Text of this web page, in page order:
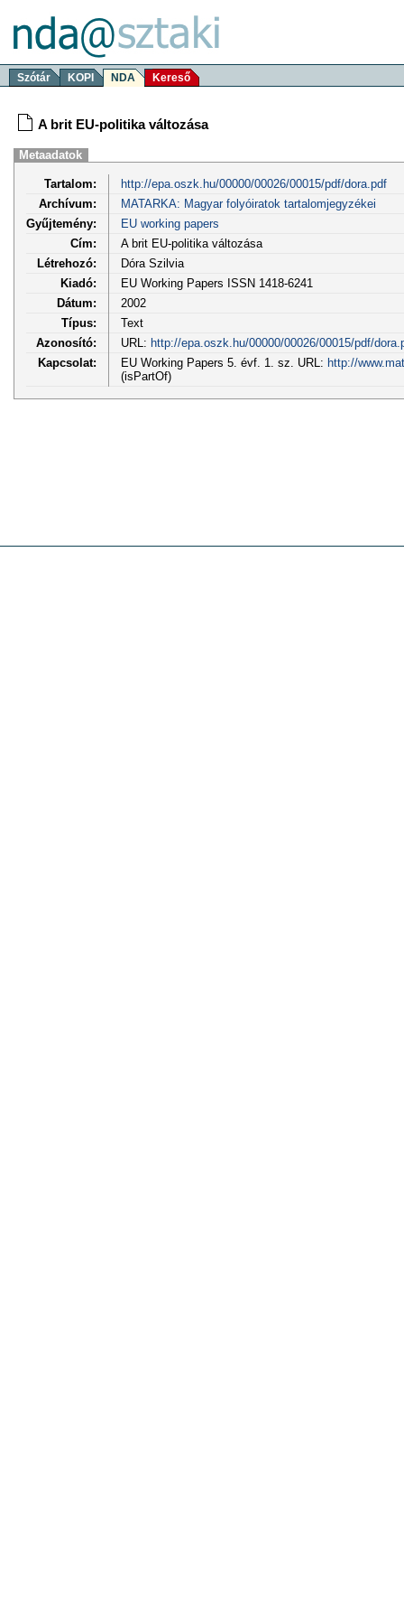
Szótár KOPI NDA Kereső
A brit EU-politika változása
Metaadatok
Tartalom:
http://epa.oszk.hu/00000/00026/00015/pdf/dora.pdf
Archívum:
MATARKA: Magyar folyóiratok tartalomjegyzékei
Gyűjtemény:
EU working papers
Cím:
A brit EU-politika változása
Létrehozó:
Dóra Szilvia
Kiadó:
EU Working Papers ISSN 1418-6241
Dátum:
2002
Típus:
Text
Azonosító:
URL: http://epa.oszk.hu/00000/00026/00015/pdf/
Kapcsolat:
EU Working Papers 5. évf. 1. sz. URL: http://
(isPartOf)